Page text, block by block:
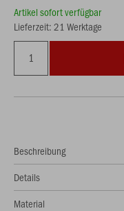
Artikel sofort verfügbar
Lieferzeit: 21 Werktage
Beschreibung
Details
Material